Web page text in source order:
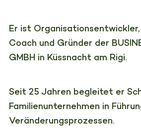
Er ist
Coach und Gründer der
GMBH in Küssnacht am Rigi.
Seit 25 Jahren begleitet er
Familienunternehmen in
Veränderungsprozessen.